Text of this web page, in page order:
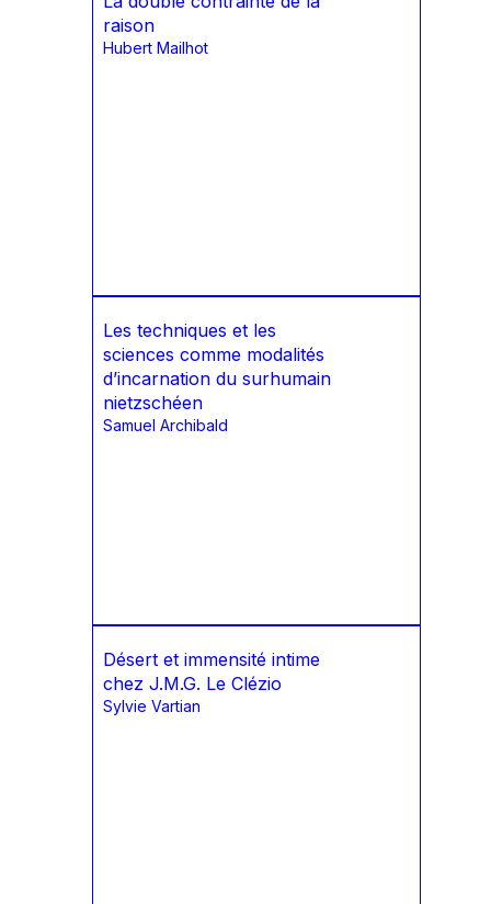
raison
Hubert Mailhot
Les techniques et les
sciences comme modalités
d’incarnation du surhumain
nietzschéen
Samuel Archibald
Désert et immensité intime
chez J.M.G. Le Clézio
Sylvie Vartian